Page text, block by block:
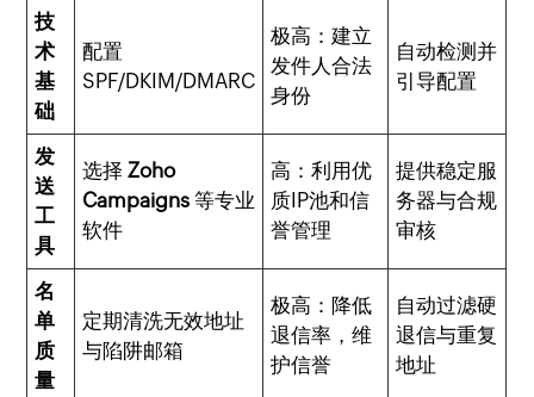
技
术
基
础
配置
SPF/DKIM/DMARC
极高：建立
发件人合法
身份
自动检测并
引导配置
发
送
工
具
选择Zoho
Campaigns 等专业
软件
高：利用优
质IP池和信
誉管理
提供稳定服
务器与合规
审核
名
单
质
量
定期清洗无效地址
与陷阱邮箱
极高：降低
退信率，维
护信誉
自动过滤硬
退信与重复
地址